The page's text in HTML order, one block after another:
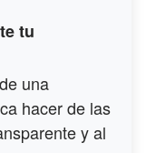
tu
una
hacer de las
y al